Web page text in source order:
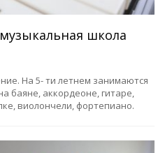
школа
На 5- ти летнем занимаются
баяне, аккордеоне, гитаре,
виолончели, фортепиано.